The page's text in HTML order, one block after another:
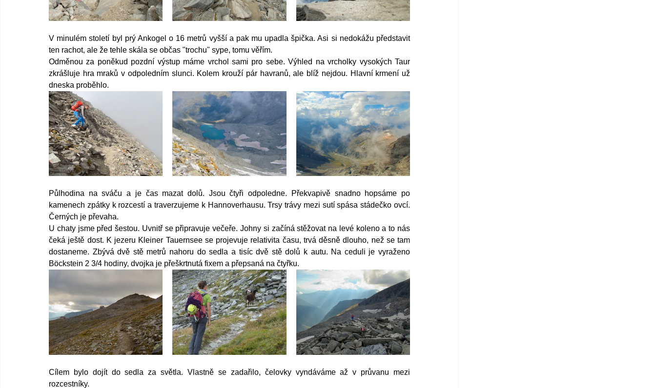
V minulém století byl prý Ankogel o 16 metrů vyšší a pak mu upadla špička. Asi si nedokážu představit
ten rachot, ale že tehle skála se občas "trochu" sype, tomu věřím.
Odměnou za poněkud pozdní výstup máme vrchol sami pro sebe. Výhled na vrcholky vysokých Taur
zkrášluje hra mraků v odpoledním slunci. Kolem krouží pár havranů, ale blíž nejdou. Hlavní krmení už
dneska proběhlo.
Půlhodina na sváču a je čas mazat dolů. Jsou čtyři odpoledne. Překvapivě snadno hopsáme po
kamenech zpátky k rozcestí a traverzujeme k Hannoverhausu. Trsy trávy mezi sutí spása stádečko ovcí.
Černých je převaha.
U chaty jsme před šestou. Uvnitř se připravuje večeře. Johny si začíná stěžovat na levé koleno a to nás
čeká ještě dost. K jezeru Kleiner Tauernsee se projevuje relativita času, trvá děsně dlouho, než se tam
dostaneme. Zbývá dvě stě metrů nahoru do sedla a tisíc dvě stě dolů k autu. Na ceduli je vyraženo
Böckstein 2 3/4 hodiny, dvojka je přeškrtnutá fixem a přepsaná na čtyřku.
Cílem bylo dojít do sedla za světla. Vlastně se zadařilo, čelovky vyndáváme až v průvanu mezi
rozcestníky.